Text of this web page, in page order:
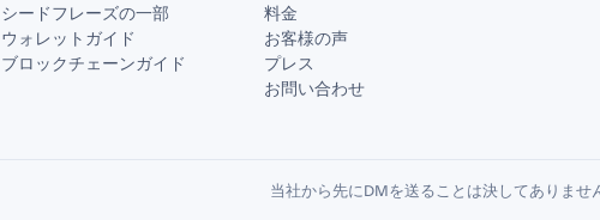
シードフレーズの一部
ウォレットガイド
ブロックチェーンガイド
料金
お客様の声
プレス
お問い合わせ
当社から先にDMを送ることは決してありま